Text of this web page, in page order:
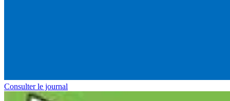
Consulter le journal